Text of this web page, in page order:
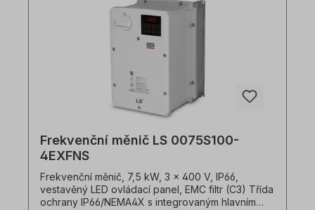
zobrazení Funkce inteligentního kopírování, pro
kterou nemusí být S100 pod napětím jednoduchá
výměna ventilátoru s automaticky zobrazovaným
časem výměny PLC sekvence programovatelné
Modbus TCP, Ethernet/IP, Profibus DP, CANopen
(v přípravě: Profinet, EtherCAT)
Frekvenční měnič LS 0075S100-
4EXFNS
Frekvenční měnič, 7,5 kW, 3 x 400 V, IP66,
vestavěný LED ovládací panel, EMC filtr (C3) Třída
ochrany IP66/NEMA4X s integrovaným hlavním